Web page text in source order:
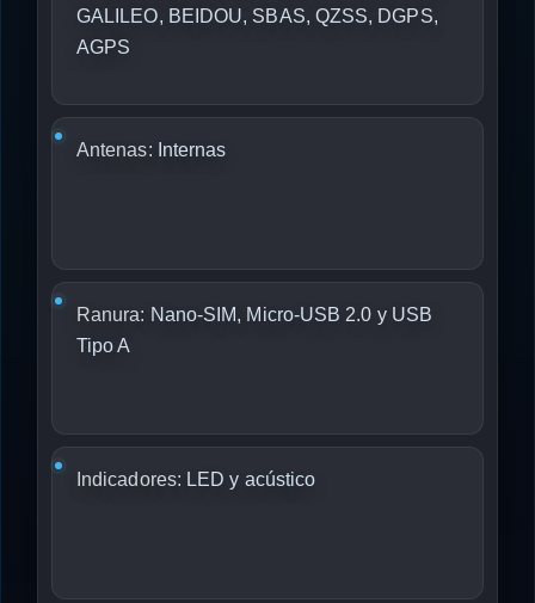
GALILEO, BEIDOU, SBAS, QZSS, DGPS,
AGPS
Antenas: Internas
Ranura: Nano-SIM, Micro-USB 2.0 y USB
Tipo A
Indicadores: LED y acústico